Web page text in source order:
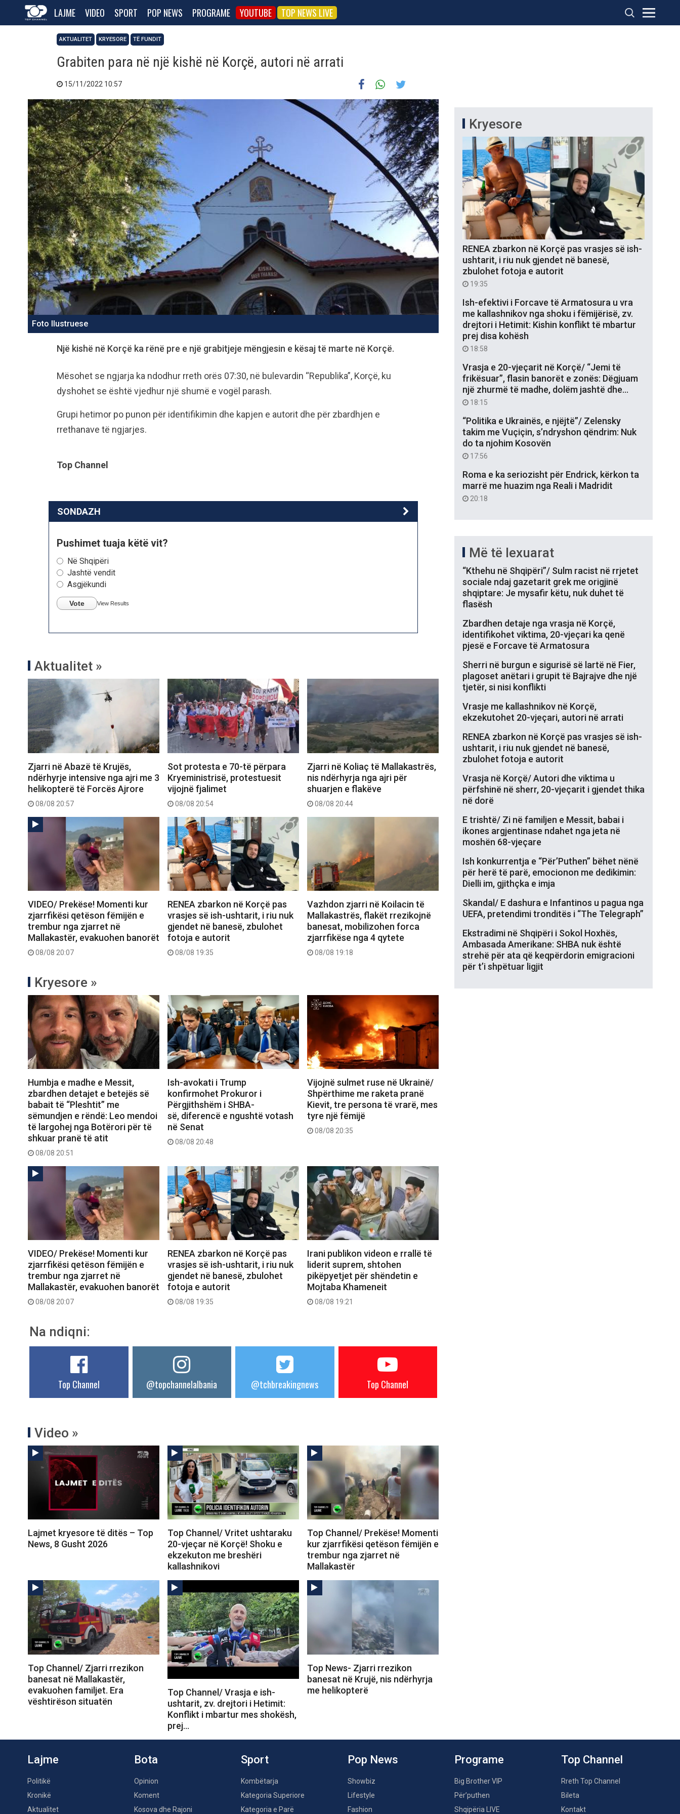
LAJME VIDEO SPORT POP NEWS PROGRAME YOUTUBE TOP NEWS LIVE
AKTUALITET KRYESORE TË FUNDIT
Grabiten para në një kishë në Korçë, autori në arrati
15/11/2022 10:57
Foto Ilustruese
Një kishë në Korçë ka rënë pre e një grabitjeje mëngjesin e kësaj të marte në Korçë.
Mësohet se ngjarja ka ndodhur rreth orës 07:30, në bulevardin “Republika”, Korçë, ku
dyshohet se është vjedhur një shumë e vogël parash.
Grupi hetimor po punon për identifikimin dhe kapjen e autorit dhe për zbardhjen e
rrethanave të ngjarjes.
Top Channel
SONDAZH
Pushimet tuaja këtë vit?
Në Shqipëri
Jashtë vendit
Asgjëkundi
Vote View Results
Aktualitet »
Zjarri në Abazë të Krujës,
ndërhyrje intensive nga ajri me 3
helikopterë të Forcës Ajrore
08/08 20:57
Sot protesta e 70-të përpara
Kryeministrisë, protestuesit
vijojnë fjalimet
08/08 20:54
Zjarri në Koliaç të Mallakastrës,
nis ndërhyrja nga ajri për
shuarjen e flakëve
08/08 20:44
VIDEO/ Prekëse! Momenti kur
zjarrfikësi qetëson fëmijën e
trembur nga zjarret në
Mallakastër, evakuohen banorët
08/08 20:07
RENEA zbarkon në Korçë pas
vrasjes së ish-ushtarit, i riu nuk
gjendet në banesë, zbulohet
fotoja e autorit
08/08 19:35
Vazhdon zjarri në Koilacin të
Mallakastrës, flakët rrezikojnë
banesat, mobilizohen forca
zjarrfikëse nga 4 qytete
08/08 19:18
Kryesore »
Humbja e madhe e Messit,
zbardhen detajet e betejës së
babait të “Pleshtit” me
sëmundjen e rëndë: Leo mendoi
të largohej nga Botërori për të
shkuar pranë të atit
08/08 20:51
Ish-avokati i Trump
konfirmohet Prokuror i
Përgjithshëm i SHBA-
së, diferencë e ngushtë votash
në Senat
08/08 20:48
Vijojnë sulmet ruse në Ukrainë/
Shpërthime me raketa pranë
Kievit, tre persona të vrarë, mes
tyre një fëmijë
08/08 20:35
VIDEO/ Prekëse! Momenti kur
zjarrfikësi qetëson fëmijën e
trembur nga zjarret në
Mallakastër, evakuohen banorët
08/08 20:07
RENEA zbarkon në Korçë pas
vrasjes së ish-ushtarit, i riu nuk
gjendet në banesë, zbulohet
fotoja e autorit
08/08 19:35
Irani publikon videon e rrallë të
liderit suprem, shtohen
pikëpyetjet për shëndetin e
Mojtaba Khameneit
08/08 19:21
Na ndiqni:
Top Channel @topchannelalbania @tchbreakingnews Top Channel
Video »
Lajmet kryesore të ditës – Top
News, 8 Gusht 2026
Top Channel/ Vritet ushtaraku
20-vjeçar në Korçë! Shoku e
ekzekuton me breshëri
kallashnikovi
Top Channel/ Prekëse! Momenti
kur zjarrfikësi qetëson fëmijën e
trembur nga zjarret në
Mallakastër
Top Channel/ Zjarri rrezikon
banesat në Mallakastër,
evakuohen familjet. Era
vështirëson situatën
Top Channel/ Vrasja e ish-
ushtarit, zv. drejtori i Hetimit:
Konflikt i mbartur mes shokësh,
prej…
Top News- Zjarri rrezikon
banesat në Krujë, nis ndërhyrja
me helikopterë
Kryesore
RENEA zbarkon në Korçë pas vrasjes së ish-
ushtarit, i riu nuk gjendet në banesë,
zbulohet fotoja e autorit
19:35
Ish-efektivi i Forcave të Armatosura u vra
me kallashnikov nga shoku i fëmijërisë, zv.
drejtori i Hetimit: Kishin konflikt të mbartur
prej disa kohësh
18:58
Vrasja e 20-vjeçarit në Korçë/ “Jemi të
frikësuar”, flasin banorët e zonës: Dëgjuam
një zhurmë të madhe, dolëm jashtë dhe…
18:15
“Politika e Ukrainës, e njëjtë”/ Zelensky
takim me Vuçiçin, s’ndryshon qëndrim: Nuk
do ta njohim Kosovën
17:56
Roma e ka seriozisht për Endrick, kërkon ta
marrë me huazim nga Reali i Madridit
20:18
Më të lexuarat
“Kthehu në Shqipëri”/ Sulm racist në rrjetet
sociale ndaj gazetarit grek me origjinë
shqiptare: Je mysafir këtu, nuk duhet të
flasësh
Zbardhen detaje nga vrasja në Korçë,
identifikohet viktima, 20-vjeçari ka qenë
pjesë e Forcave të Armatosura
Sherri në burgun e sigurisë së lartë në Fier,
plagoset anëtari i grupit të Bajrajve dhe një
tjetër, si nisi konflikti
Vrasje me kallashnikov në Korçë,
ekzekutohet 20-vjeçari, autori në arrati
RENEA zbarkon në Korçë pas vrasjes së ish-
ushtarit, i riu nuk gjendet në banesë,
zbulohet fotoja e autorit
Vrasja në Korçë/ Autori dhe viktima u
përfshinë në sherr, 20-vjeçarit i gjendet thika
në dorë
E trishtë/ Zi në familjen e Messit, babai i
ikones argjentinase ndahet nga jeta në
moshën 68-vjeçare
Ish konkurrentja e “Për’Puthen” bëhet nënë
për herë të parë, emocionon me dedikimin:
Dielli im, gjithçka e imja
Skandal/ E dashura e Infantinos u pagua nga
UEFA, pretendimi tronditës i “The Telegraph”
Ekstradimi në Shqipëri i Sokol Hoxhës,
Ambasada Amerikane: SHBA nuk është
strehë për ata që keqpërdorin emigracioni
për t’i shpëtuar ligjit
Lajme
Politikë
Kronikë
Aktualitet
Bota
Opinion
Koment
Kosova dhe Rajoni
Sport
Kombëtarja
Kategoria Superiore
Kategoria e Parë
Pop News
Showbiz
Lifestyle
Fashion
Programe
Big Brother VIP
Për’puthen
Shqipëria LIVE
Top Channel
Rreth Top Channel
Bileta
Kontakt